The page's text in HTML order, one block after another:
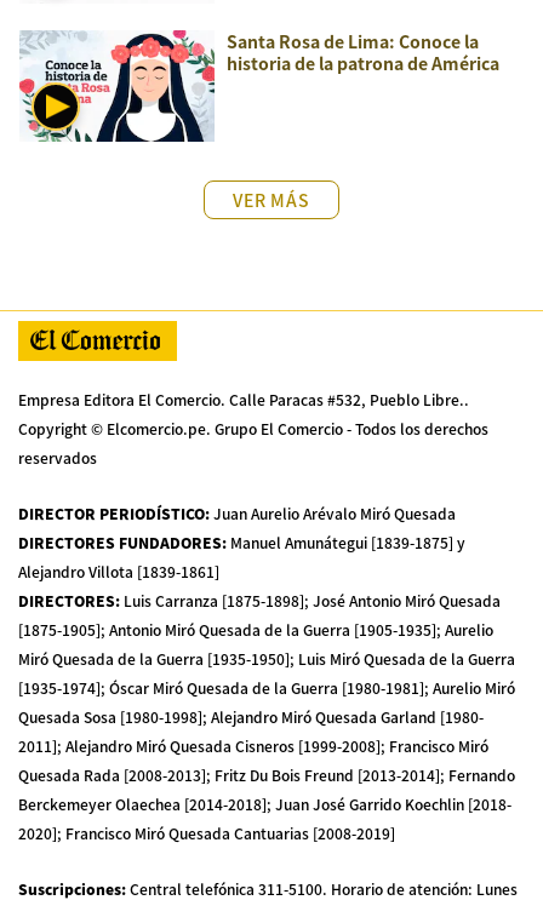
Santa Rosa de Lima: Conoce la
historia de la patrona de América
VER MÁS
Empresa Editora El Comercio. Calle Paracas #532, Pueblo Libre..
Copyright © Elcomercio.pe. Grupo El Comercio - Todos los derechos
reservados
DIRECTOR PERIODÍSTICO:Juan Aurelio Arévalo Miró Quesada
DIRECTORES FUNDADORES: Manuel Amunátegui [1839-1875] y
Alejandro Villota [1839-1861]
DIRECTORES: Luis Carranza [1875-1898]; José Antonio Miró Quesada
[1875-1905]; Antonio Miró Quesada de la Guerra [1905-1935]; Aurelio
Miró Quesada de la Guerra [1935-1950]; Luis Miró Quesada de la Guerra
[1935-1974]; Óscar Miró Quesada de la Guerra [1980-1981]; Aurelio Miró
Quesada Sosa [1980-1998]; Alejandro Miró Quesada Garland [1980-
2011]; Alejandro Miró Quesada Cisneros [1999-2008]; Francisco Miró
Quesada Rada [2008-2013]; Fritz Du Bois Freund [2013-2014]; Fernando
Berckemeyer Olaechea [2014-2018]; Juan José Garrido Koechlin [2018-
2020]; Francisco Miró Quesada Cantuarias [2008-2019]
Suscripciones:Central telefónica 311-5100. Horario de atención: Lunes